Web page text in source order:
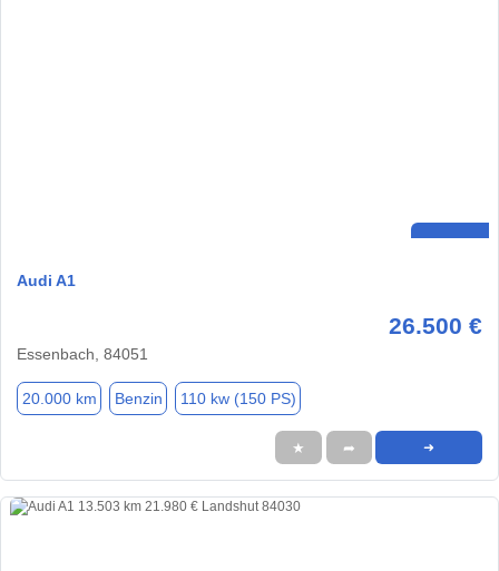
Audi A1
26.500 €
Essenbach, 84051
20.000 km Benzin 110 kw (150 PS)
★ ➦ ➜